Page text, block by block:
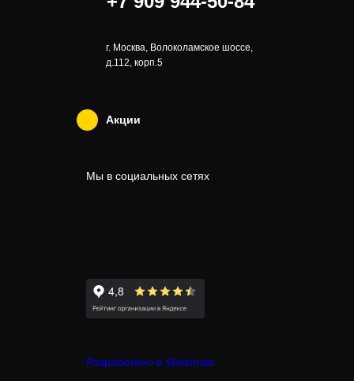
г. Москва, Волоколамское шоссе,
д.112, корп.5
Акции
Мы в социальных сетях
Разработано в Stelsmoto